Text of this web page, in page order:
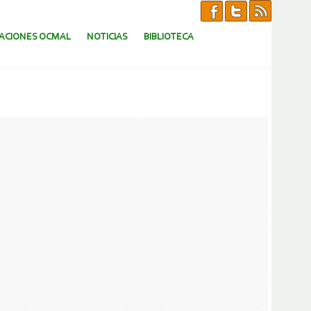
OCMAL NOTICIAS BIBLIOTECA